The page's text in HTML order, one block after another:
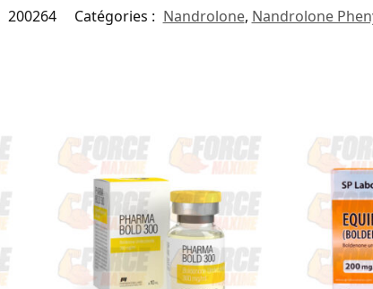
200264 Catégories : Nandrolone, Nandrolone